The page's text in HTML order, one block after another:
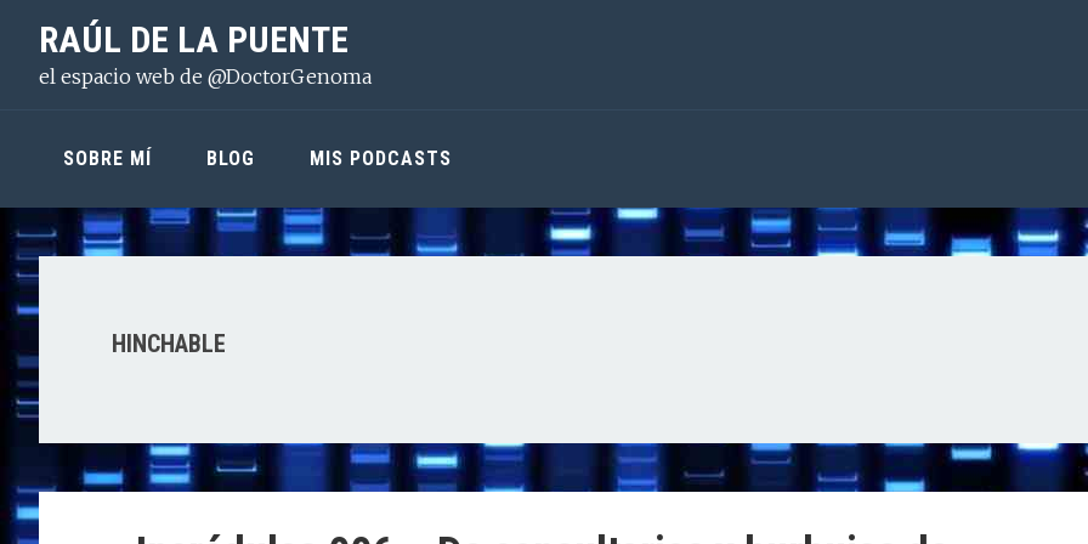
principal
contenido
lateral
RAÚL DE LA PUENTE
el espacio web de @DoctorGenoma
SOBRE MÍ BLOG MIS PODCASTS
HINCHABLE